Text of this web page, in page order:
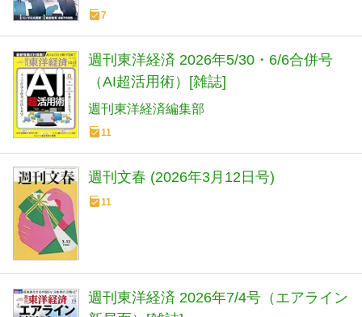
7
週刊東洋経済 2026年5/30・6/6合併号
（AI超活用術）[雑誌]
週刊東洋経済編集部
11
週刊文春 (2026年3月12日号)
11
週刊東洋経済 2026年7/4号（エアライン